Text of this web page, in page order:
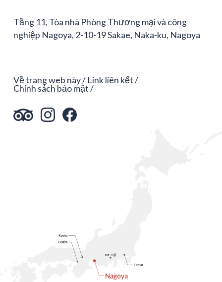
Tầng 11, Tòa nhà Phòng Thương mại và công
nghiệp Nagoya, 2-10-19 Sakae, Naka-ku, Nagoya
Về trang web này Link liên kết
Chính sách bảo mật